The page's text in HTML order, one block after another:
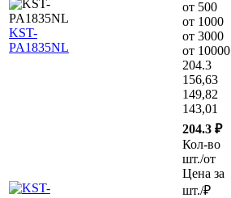
KST-
PA1835NL
от 500
от 1000
от 3000
от 10000
204.3
156,63
149,82
143,01
204.3 ₽
Кол-во
шт./от
Цена за
шт./₽